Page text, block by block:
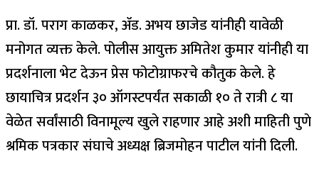
प्रा. डॉ. पराग काळकर, ॲड. अभय छाजेड यांनीही यावेळी
मनोगत व्यक्त केले. पोलीस आयुक्त अमितेश कुमार यांनीही या
प्रदर्शनाला भेट देऊन प्रेस फोटोग्राफरचे कौतुक केले. हे
छायाचित्र प्रदर्शन ३० ऑगस्टपर्यंत सकाळी १० ते रात्री ८ या
वेळेत सर्वांसाठी विनामूल्य खुले राहणार आहे अशी माहिती पुणे
श्रमिक पत्रकार संघाचे अध्यक्ष ब्रिजमोहन पाटील यांनी दिली.